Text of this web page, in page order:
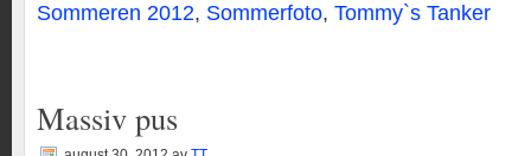
Sommeren 2012, Sommerfoto, Tommy`s Tanker
Massiv pus